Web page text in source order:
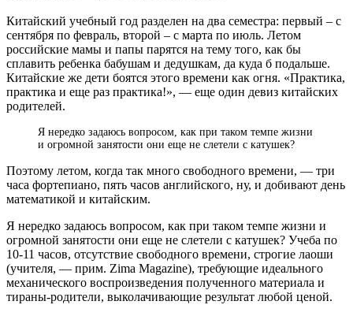
Китайский учебный год разделен на два семестра: первый – с
сентября по февраль, второй – с марта по июль. Летом
российские мамы и папы парятся на тему того, как бы
сплавить ребенка бабушам и дедушкам, да куда б подальше.
Китайские же дети боятся этого времени как огня. «Практика,
практика и еще раз практика!», — еще один девиз китайских
родителей.
Я нередко задаюсь вопросом, как при таком темпе жизни
и огромной занятости они еще не слетели с катушек?
Поэтому летом, когда так много свободного времени, — три
часа фортепиано, пять часов английского, ну, и добивают день
математикой и китайским.
Я нередко задаюсь вопросом, как при таком темпе жизни и
огромной занятости они еще не слетели с катушек? Учеба по
10-11 часов, отсутствие свободного времени, строгие лаоши
(учителя, — прим. Zima Magazine), требующие идеального
механического воспроизведения полученного материала и
тираны-родители, выколачивающие результат любой ценой.